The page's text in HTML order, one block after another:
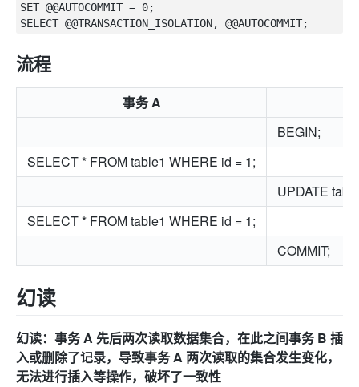
SET @@AUTOCOMMIT = 0;
流程
事务 A
BEGIN;
SELECT * FROM table1 WHERE id = 1;
UPDATE
SELECT * FROM table1 WHERE id = 1;
COMMIT;
幻读
幻读：事务 A 先后两次读取数据集合，在此之间事务 B 插
入或删除了记录，导致事务 A 两次读取的集合发生变化，
无法进行插入等操作，破坏了一致性